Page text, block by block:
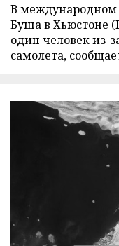
В
Буша в Хьюстоне
один человек из-
самолета,